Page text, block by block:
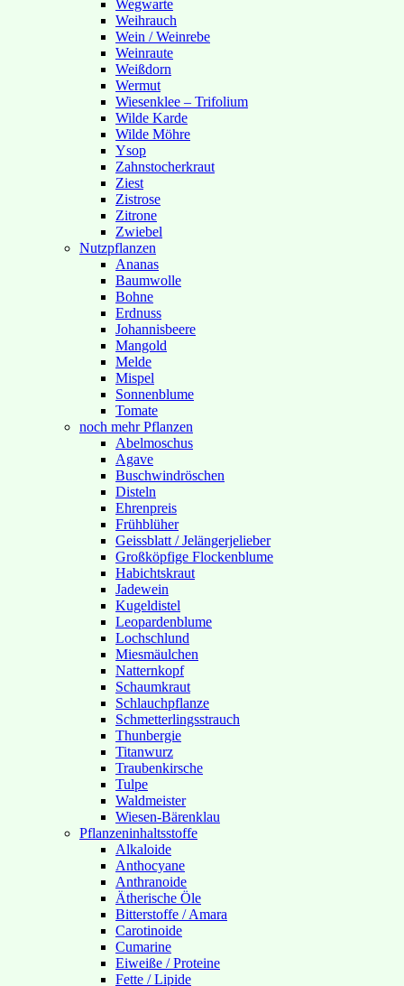
Wegwarte
Weihrauch
Wein / Weinrebe
Weinraute
Weißdorn
Wermut
Wiesenklee – Trifolium
Wilde Karde
Wilde Möhre
Ysop
Zahnstocherkraut
Ziest
Zistrose
Zitrone
Zwiebel
Nutzpflanzen
Ananas
Baumwolle
Bohne
Erdnuss
Johannisbeere
Mangold
Melde
Mispel
Sonnenblume
Tomate
noch mehr Pflanzen
Abelmoschus
Agave
Buschwindröschen
Disteln
Ehrenpreis
Frühblüher
Geissblatt / Jelängerjelieber
Großköpfige Flockenblume
Habichtskraut
Jadewein
Kugeldistel
Leopardenblume
Lochschlund
Miesmäulchen
Natternkopf
Schaumkraut
Schlauchpflanze
Schmetterlingsstrauch
Thunbergie
Titanwurz
Traubenkirsche
Tulpe
Waldmeister
Wiesen-Bärenklau
Pflanzeninhaltsstoffe
Alkaloide
Anthocyane
Anthranoide
Ätherische Öle
Bitterstoffe / Amara
Carotinoide
Cumarine
Eiweiße / Proteine
Fette / Lipide